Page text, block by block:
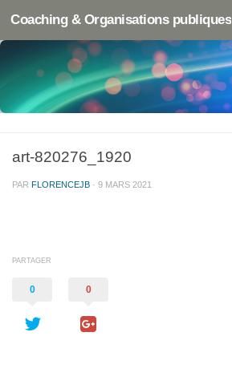
Coaching & Organisations publiques
art-820276_1920
PAR FLORENCEJB · 9 MARS 2021
PARTAGER
0 0